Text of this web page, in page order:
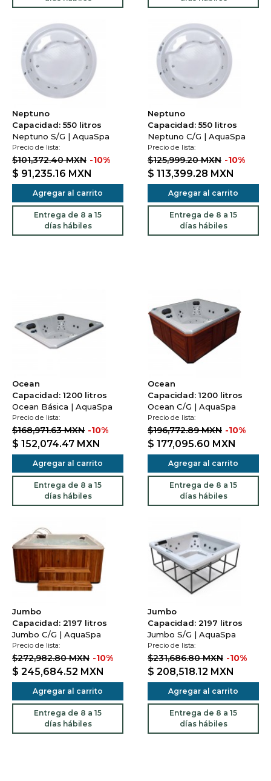
Neptuno
Capacidad: 550 litros
Neptuno S/G | AquaSpa
Precio de lista:
$101,372.40 MXN -10%
$ 91,235.16 MXN
Agregar al carrito
Entrega de 8 a 15
días hábiles
Neptuno
Capacidad: 550 litros
Neptuno C/G | AquaSpa
Precio de lista:
$125,999.20 MXN -10%
$ 113,399.28 MXN
Agregar al carrito
Entrega de 8 a 15
días hábiles
Ocean
Capacidad: 1200 litros
Ocean Básica | AquaSpa
Precio de lista:
$168,971.63 MXN -10%
$ 152,074.47 MXN
Agregar al carrito
Entrega de 8 a 15
días hábiles
Ocean
Capacidad: 1200 litros
Ocean C/G | AquaSpa
Precio de lista:
$196,772.89 MXN -10%
$ 177,095.60 MXN
Agregar al carrito
Entrega de 8 a 15
días hábiles
Jumbo
Capacidad: 2197 litros
Jumbo C/G | AquaSpa
Precio de lista:
$272,982.80 MXN -10%
$ 245,684.52 MXN
Agregar al carrito
Entrega de 8 a 15
días hábiles
Jumbo
Capacidad: 2197 litros
Jumbo S/G | AquaSpa
Precio de lista:
$231,686.80 MXN -10%
$ 208,518.12 MXN
Agregar al carrito
Entrega de 8 a 15
días hábiles